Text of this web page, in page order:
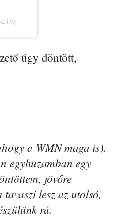
úgy döntött,
a WMN maga is).
egyhuzamban egy
jövőre
lesz az utolsó,
rá.